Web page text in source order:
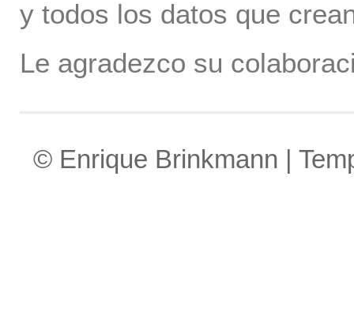
y todos los datos que
Le agradezco su
© Enrique Brinkmann |